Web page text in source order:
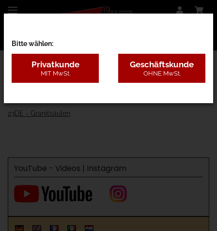
23 - Zaunbauteile
23DE - Granitsäulen
YouTube - Videos | Instagram
Bitte wählen:
Privatkunde
MIT MwSt.
Geschäftskunde
OHNE MwSt.